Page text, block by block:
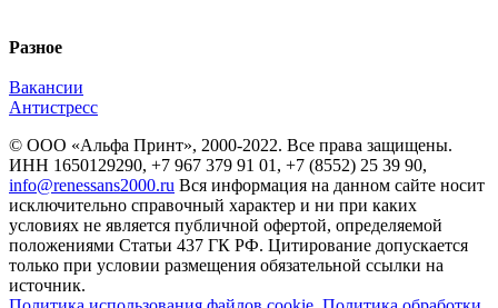
Разное
Вакансии
Антистресс
© ООО «Альфа Принт», 2000-2022. Все права защищены.
ИНН 1650129290, +7 967 379 91 01, +7 (8552) 25 39 90,
info@renessans2000.ru Вся информация на данном сайте носит
исключительно справочный характер и ни при каких
условиях не является публичной офертой, определяемой
положениями Статьи 437 ГК РФ. Цитирование допускается
только при условии размещения обязательной ссылки на
источник.